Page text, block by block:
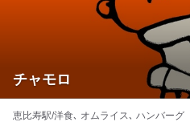
チャモロ
恵比寿駅/洋食､ オムライス､ ハンバーグ